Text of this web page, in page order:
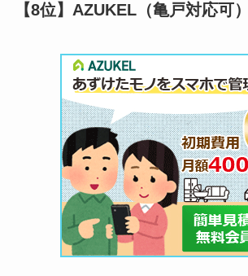
【8位】AZUKEL（亀戸対応可）